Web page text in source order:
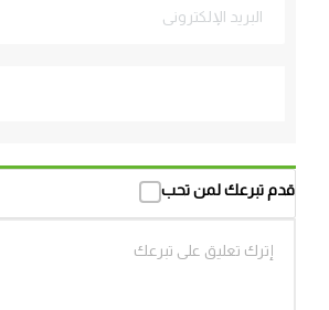
قدم تبرعك لمن تحب